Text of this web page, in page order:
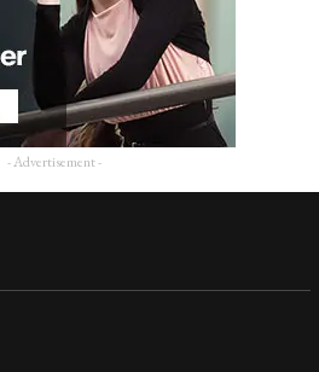
- Advertisement -